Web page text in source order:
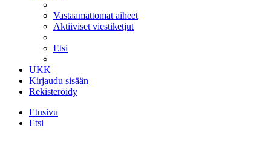
Vastaamattomat aiheet
Aktiiviset viestiketjut
Etsi
UKK
Kirjaudu sisään
Rekisteröidy
Etusivu
Etsi